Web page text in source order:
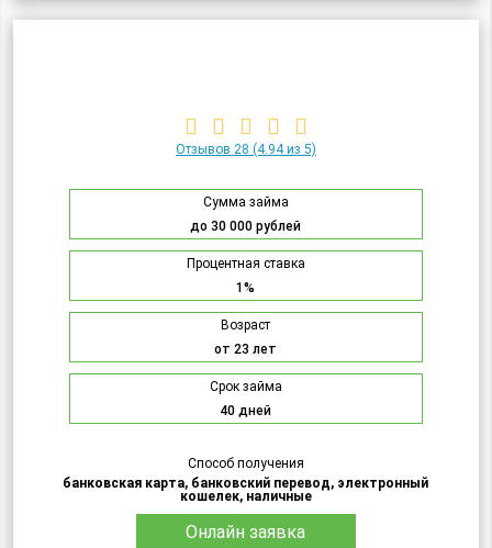
Отзывов 28 (4.94 из 5)
Сумма займа
до 30 000 рублей
Процентная ставка
1%
Возраст
от 23 лет
Срок займа
40 дней
Способ получения
банковская карта, банковский перевод, электронный
кошелек, наличные
Онлайн заявка